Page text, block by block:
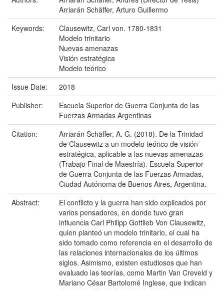
Arriarán Schäffer, Arturo Guillermo
Keywords:
Clausewitz, Carl von. 1780-1831
Modelo trinitario
Nuevas amenazas
Visión estratégica
Modelo teórico
Issue Date:
2018
Publisher:
Escuela Superior de Guerra Conjunta de las
Fuerzas Armadas Argentinas
Citation:
Arriarán Schäffer, A. G. (2018). De la Trinidad
de Clausewitz a un modelo teórico de visión
estratégica, aplicable a las nuevas amenazas
(Trabajo Final de Maestría). Escuela Superior
de Guerra Conjunta de las Fuerzas Armadas,
Ciudad Autónoma de Buenos Aires, Argentina.
Abstract:
El conflicto y la guerra han sido explicados por
varios pensadores, en donde tuvo gran
influencia Carl Philipp Gottlieb Von Clausewitz,
quien planteó un modelo trinitario, el cual ha
sido tomado como referencia en el desarrollo de
las relaciones internacionales de los últimos
siglos. Asimismo, existen estudiosos que han
evaluado las teorías, como Martin Van Creveld y
Mariano César Bartolomé Inglese, que indican